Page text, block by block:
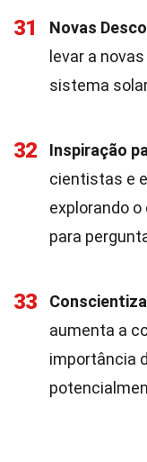
31 Novas
levar a
sistema
32 Inspiração
cientistas e
explorando o
para
33
aumenta a
importância